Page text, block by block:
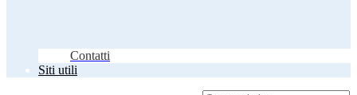
Contatti
Siti utili